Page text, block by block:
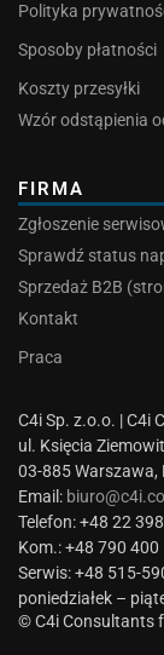
Polityka
Sposoby płatności
Koszty przesyłki
Wzór odstąpienia
FIRMA
Zgłoszenie
Sprawdź status
Sprzedaż B2B
Kontakt
Praca
C4i Sp. z.o.o. | C4i
ul. Księcia
03-885 Warszawa,
Email:
Telefon: +48 22
Kom.: +48 790 400
Serwis: +48 515-
poniedziałek –
© C4i Consultants